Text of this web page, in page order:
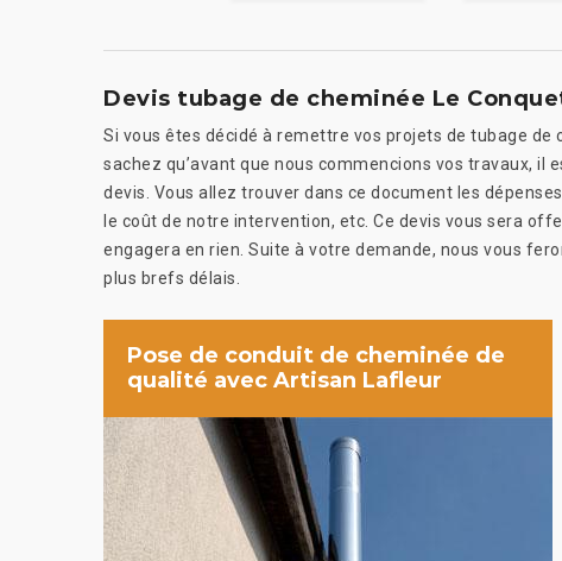
Devis tubage de cheminée Le
Si vous êtes décidé à remettre vos projets de tubage
sachez qu’avant que nous commencions vos travaux, il
devis. Vous allez trouver dans ce document les
le coût de notre intervention, etc. Ce devis vous sera
engagera en rien. Suite à votre demande, nous vous
plus brefs délais.
Pose de conduit de cheminée de
qualité avec Artisan Lafleur